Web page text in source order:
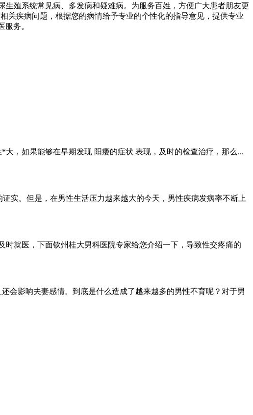
殖系统常见病、多发病和疑难病。为服务百姓，方便广大患者朋友更
疾病问题，根据您的病情给予专业的个性化的指导意见，提供专业
务。
，如果能够在早期发现 阳痿的症状 表现，及时的检查治疗，那么...
实。但是，在男性生活压力越来越大的今天，男性疾病发病率不断上
就医，下面钦州桂大男科医院专家给您介绍一下，导致性交疼痛的
会影响夫妻感情。到底是什么造成了越来越多的男性不育呢？对于男